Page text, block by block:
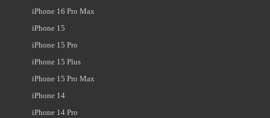
iPhone 16 Pro Max
iPhone 15
iPhone 15 Pro
iPhone 15 Plus
iPhone 15 Pro Max
iPhone 14
iPhone 14 Pro